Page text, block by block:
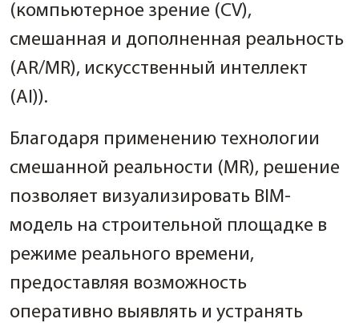
(компьютерное зрение (CV),
смешанная и дополненная реальность
(AR/MR), искусственный интеллект
(AI)).
Благодаря применению технологии
смешанной реальности (MR), решение
позволяет визуализировать BIM-
модель на строительной площадке в
режиме реального времени,
предоставляя возможность
оперативно выявлять и устранять